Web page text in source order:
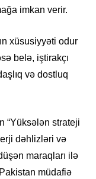
imkan verir.
xüsusiyyəti odur
belə, iştirakçı
və dostluq
“Yüksələn strateji
dəhlizləri və
maraqları ilə
müdafiə